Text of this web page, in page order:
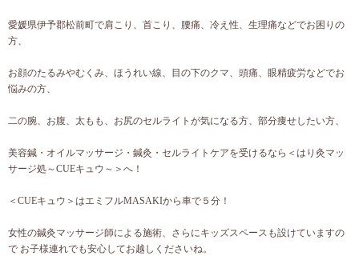
愛媛県伊予郡松前町で肩こり、首こり、腰痛、冷え性、生理痛などでお困りの
方、
お顔のたるみやむくみ、ほうれい線、目の下のクマ、頭痛、眼精疲労などでお
悩みの方、
二の腕、お腹、太もも、お尻のセルライトが気になる方、部分痩せしたい方、
美容鍼・オイルマッサージ・鍼灸・セルライトケアを受けるなら＜はり灸マッ
サージ処～CUEキュウ～＞へ！
＜CUEキュウ＞はエミフルMASAKIから車で５分！
女性の鍼灸マッサージ師による施術、さらにキッズスペースも設けていますの
で お子様連れでも安心してお越しくださいね。